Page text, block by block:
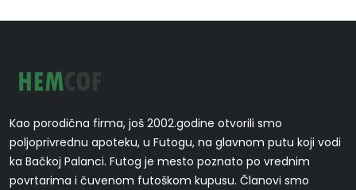
Kao porodična firma, još 2002.godine otvorili smo
poljoprivrednu apoteku, u Futogu, na glavnom putu koji vodi
ka Bačkoj Palanci. Futog je mesto poznato po vrednim
povrtarima i čuvenom futoškom kupusu. Članovi smo